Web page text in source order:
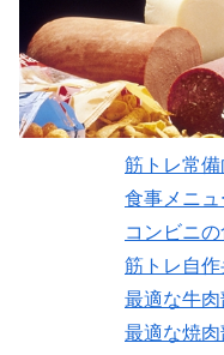
筋トレ常
食事メニュ
コンビニ
筋トレ自作
最適な牛肉
最適な焼肉